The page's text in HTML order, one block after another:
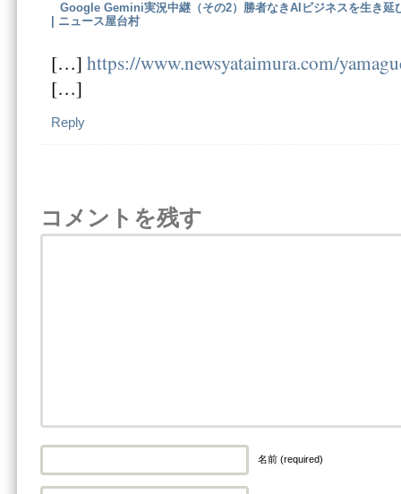
Google Gemini実況中継（その2）勝者なきAIビジネスを生き延
| ニュース屋台村
[…]https://www.newsyataimura.com/
[…]
Reply
コメントを残す
名前 (required)